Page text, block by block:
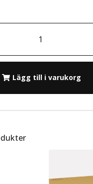
Lägg till i varukorg